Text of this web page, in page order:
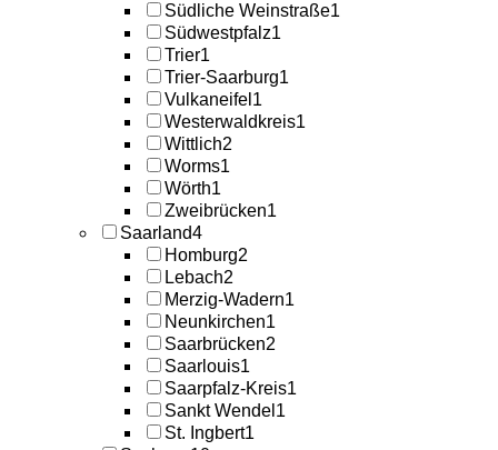
Südliche Weinstraße1
Südwestpfalz1
Trier1
Trier-Saarburg1
Vulkaneifel 1
Westerwaldkreis1
Wittlich2
Worms1
Wörth1
Zweibrücken1
Saarland4
Homburg2
Lebach2
Merzig-Wadern1
Neunkirchen1
Saarbrücken2
Saarlouis1
Saarpfalz-Kreis1
Sankt Wendel 1
St. Ingbert1